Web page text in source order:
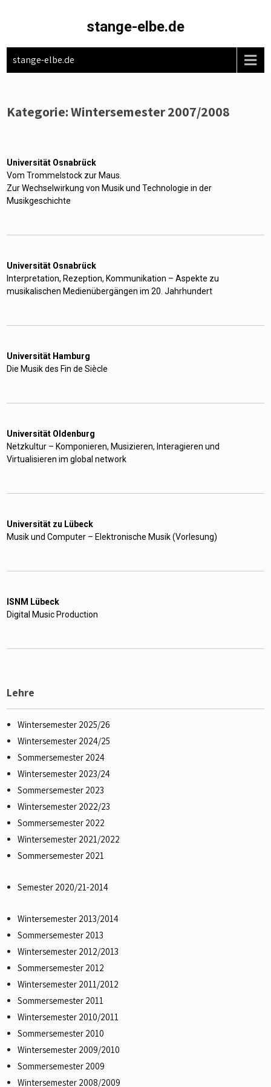
stange-elbe.de
stange-elbe.de
Kategorie:Wintersemester 2007/2008
Universität Osnabrück
Vom Trommelstock zur Maus.
Zur Wechselwirkung von Musik und Technologie in der
Musikgeschichte
Universität Osnabrück
Interpretation, Rezeption, Kommunikation – Aspekte zu
musikalischen Medienübergängen im 20. Jahrhundert
Universität Hamburg
Die Musik des Fin de Siècle
Universität Oldenburg
Netzkultur – Komponieren, Musizieren, Interagieren und
Virtualisieren im global network
Universität zu Lübeck
Musik und Computer – Elektronische Musik (Vorlesung)
ISNM Lübeck
Digital Music Production
Lehre
Wintersemester 2025/26
Wintersemester 2024/25
Sommersemester 2024
Wintersemester 2023/24
Sommersemester 2023
Wintersemester 2022/23
Sommersemester 2022
Wintersemester 2021/2022
Sommersemester 2021
Semester 2020/21-2014
Wintersemester 2013/2014
Sommersemester 2013
Wintersemester 2012/2013
Sommersemester 2012
Wintersemester 2011/2012
Sommersemester 2011
Wintersemester 2010/2011
Sommersemester 2010
Wintersemester 2009/2010
Sommersemester 2009
Wintersemester 2008/2009